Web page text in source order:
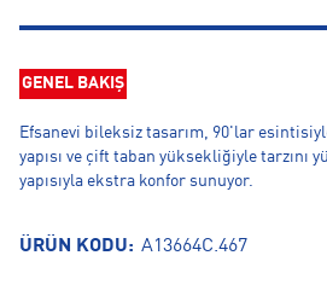
GENEL BAKIŞ
Efsanevi bileksiz tasarım, 90'lar
yapısı ve çift taban yüksekliğiyle tarzını
yapısıyla ekstra konfor sunuyor.
ÜRÜN KODU: A13664C.467